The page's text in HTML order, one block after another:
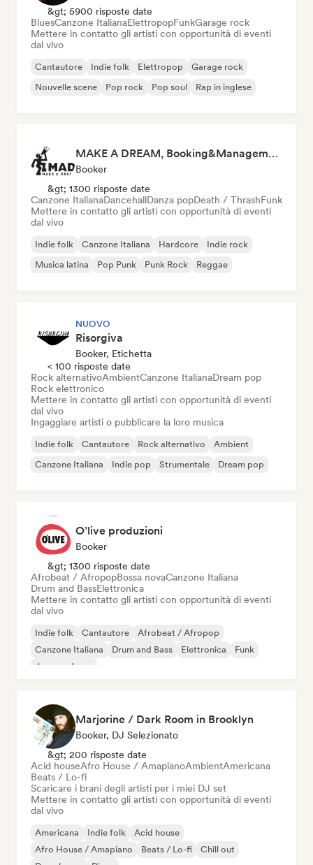
&gt; 5900 risposte date
BluesCanzone ItalianaElettropopFunkGarage rock
Mettere in contatto gli artisti con opportunità di eventi
dal vivo
Cantautore Indie folk Elettropop
Garage rock
Nouvelle scene
Pop rock Pop soul Rap in inglese
MAKE A DREAM, Booking&Management
Booker
&gt; 1300 risposte date
Canzone ItalianaDancehallDanza popDeath / ThrashFunk
Mettere in contatto gli artisti con opportunità di eventi
dal vivo
Indie folk Canzone Italiana Hardcore
Indie rock
Musica latina
Pop Punk Punk Rock Reggae
NUOVO
Risorgiva
Booker, Etichetta
< 100 risposte date
Rock alternativoAmbientCanzone ItalianaDream pop
Rock elettronico
Mettere in contatto gli artisti con opportunità di eventi
dal vivo
Ingaggiare artisti o pubblicare la loro musica
Indie folk Cantautore Rock alternativo
Ambient
Canzone Italiana
Indie pop Strumentale Dream pop
O’live produzioni
Booker
&gt; 1300 risposte date
Afrobeat / AfropopBossa novaCanzone Italiana
Drum and BassElettronica
Mettere in contatto gli artisti con opportunità di eventi
dal vivo
Indie folk Cantautore
Afrobeat / Afropop
Canzone Italiana
Drum and Bass Elettronica
Funk
Jazz moderno
Marjorine / Dark Room in Brooklyn
Booker, DJ Selezionato
&gt; 200 risposte date
Acid houseAfro House / AmapianoAmbientAmericana
Beats / Lo-fi
Scaricare i brani degli artisti per i miei DJ set
Mettere in contatto gli artisti con opportunità di eventi
dal vivo
Americana Indie folk
Acid house
Afro House / Amapiano
Beats / Lo-fi
Chill out